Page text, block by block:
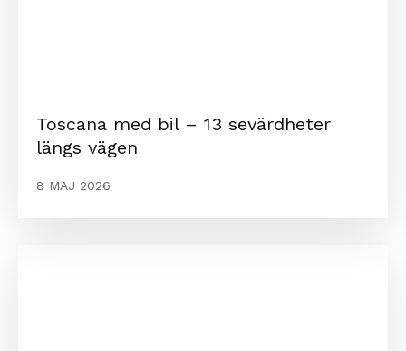
Toscana med bil – 13 sevärdheter
längs vägen
8 MAJ 2026